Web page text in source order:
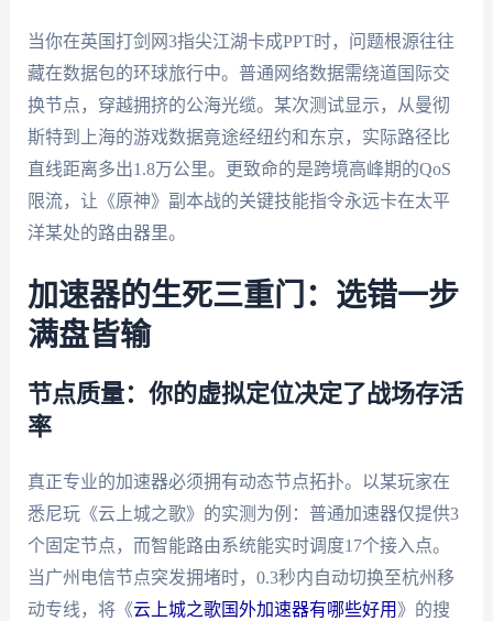
当你在英国打剑网3指尖江湖卡成PPT时，问题根源往往
藏在数据包的环球旅行中。普通网络数据需绕道国际交
换节点，穿越拥挤的公海光缆。某次测试显示，从曼彻
斯特到上海的游戏数据竟途经纽约和东京，实际路径比
直线距离多出1.8万公里。更致命的是跨境高峰期的QoS
限流，让《原神》副本战的关键技能指令永远卡在太平
洋某处的路由器里。
加速器的生死三重门：选错一步
满盘皆输
节点质量：你的虚拟定位决定了战场存活
率
真正专业的加速器必须拥有动态节点拓扑。以某玩家在
悉尼玩《云上城之歌》的实测为例：普通加速器仅提供3
个固定节点，而智能路由系统能实时调度17个接入点。
当广州电信节点突发拥堵时，0.3秒内自动切换至杭州移
动专线，将《云上城之歌国外加速器有哪些好用 》的搜